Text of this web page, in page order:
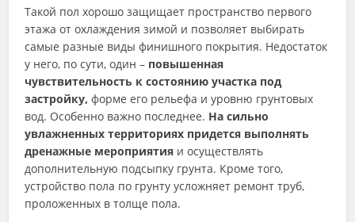
Такой пол хорошо защищает пространство первого
этажа от охлаждения зимой и позволяет выбирать
самые разные виды финишного покрытия. Недостаток
у него, по сути, один – повышенная
чувствительность к состоянию участка под
застройку, форме его рельефа и уровню грунтовых
вод. Особенно важно последнее. На сильно
увлажненных территориях придется выполнять
дренажные мероприятия и осуществлять
дополнительную подсыпку грунта. Кроме того,
устройство пола по грунту усложняет ремонт труб,
проложенных в толще пола.